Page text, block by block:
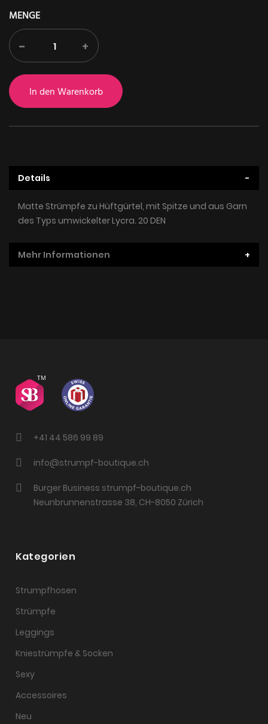
MENGE
- +
In den Warenkorb
Details
Matte Strümpfe zu Hüftgürtel, mit Spitze und aus Garn
des Typs umwickelter Lycra. 20 DEN
Mehr Informationen
+41 44 586 99 89
info@strumpf-boutique.ch
Burger Business strumpf-boutique.ch
Neunbrunnenstrasse 38, CH-8050 Zürich
Kategorien
Strumpfhosen
Strümpfe
Leggings
Kniestrümpfe & Socken
Sexy
Accessoires
Neu